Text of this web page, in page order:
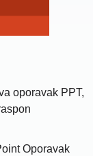
oporavak PPT,
Oporavak